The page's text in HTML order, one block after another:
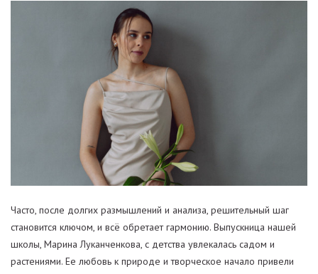
Часто, после долгих размышлений и анализа, решительный шаг
становится ключом, и всё обретает гармонию. Выпускница нашей
школы, Марина Луканченкова, с детства увлекалась садом и
растениями. Ее любовь к природе и творческое начало привели